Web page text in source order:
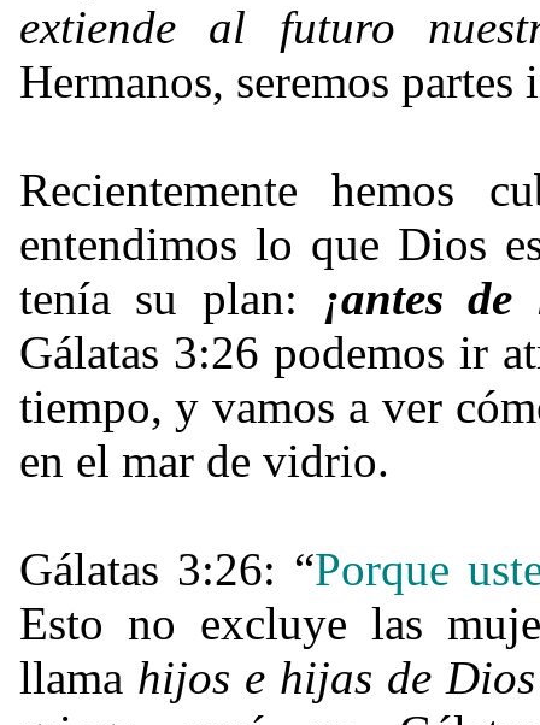
extiende al futuro
Hermanos, seremos
Recientemente hemos
entendimos lo que Dios
tenía su plan:
¡antes
Gálatas 3:26 podemos ir
tiempo, y vamos a ver
en el mar de vidrio.
Gálatas 3:26: “Porque
Esto no excluye las
llama hijos e hijas de